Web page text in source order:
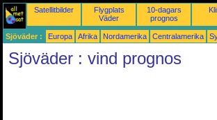
Satellitbilder
Flygplats
Väder
10-dagars
prognos
Sjöväder : Europa Afrika Nordamerika Centralamerika
Sjöväder : vind prognos